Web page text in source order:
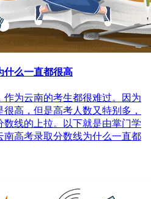
什么一直都很高
作为云南的考生都很难过。因为
高，但是高考人数又特别多，
数线的上拉。以下就是由掌门学
南高考录取分数线为什么一直都